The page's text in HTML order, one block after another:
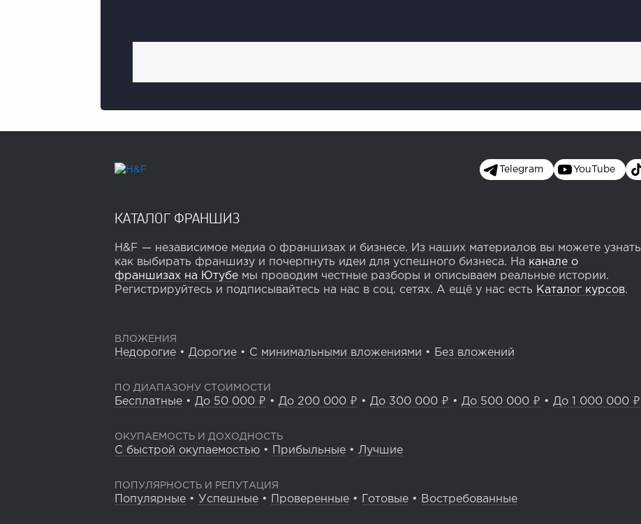
Telegram YouTube
КАТАЛОГ ФРАНШИЗ
H&F — независимое медиа о франшизах и бизнесе. Из наших материалов вы можете узнать
как выбирать франшизу и почерпнуть идеи для успешного бизнеса. На канале о
франшизах на Ютубе мы проводим честные разборы и описываем реальные истории.
Регистрируйтесь и подписывайтесь на нас в соц. сетях. А ещё у нас есть Каталог курсов.
ВЛОЖЕНИЯ
Недорогие • Дорогие • С минимальными вложениями • Без вложений
ПО ДИАПАЗОНУ СТОИМОСТИ
Бесплатные • До 50 000 ₽ • До 200 000 ₽ • До 300 000 ₽ • До 500 000 ₽ • До 1 000 000 ₽
ОКУПАЕМОСТЬ И ДОХОДНОСТЬ
С быстрой окупаемостью • Прибыльные • Лучшие
ПОПУЛЯРНОСТЬ И РЕПУТАЦИЯ
Популярные • Успешные • Проверенные • Готовые • Востребованные